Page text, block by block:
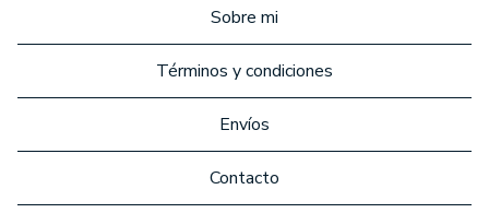
Sobre mi
Términos y condiciones
Envíos
Contacto